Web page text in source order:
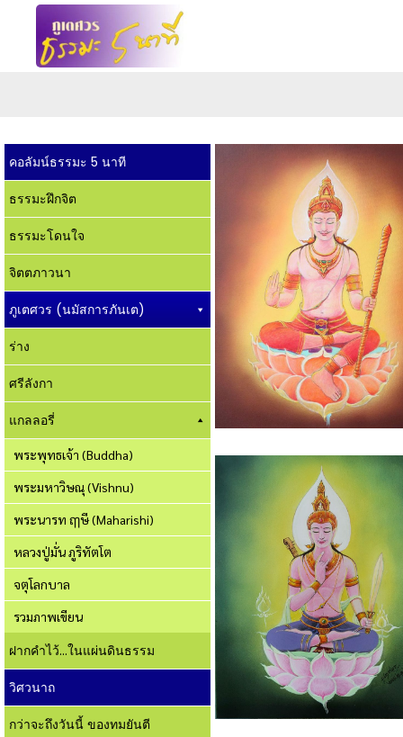
คอลัมน์ธรรมะ 5 นาที
ธรรมะฝึกจิต
ธรรมะโดนใจ
จิตตภาวนา
ภูเตศวร (นมัสการภันเต)
ร่าง
ศรีลังกา
แกลลอรี่
พระพุทธเจ้า (Buddha)
พระมหาวิษณุ (Vishnu)
พระนารท ฤๅษี (Maharishi)
หลวงปู่มั่น ภูริทัตโต
จตุโลกบาล
รวมภาพเขียน
ฝากคำไว้...ในแผ่นดินธรรม
วิศวนาถ
กว่าจะถึงวันนี้ ของทมยันตี